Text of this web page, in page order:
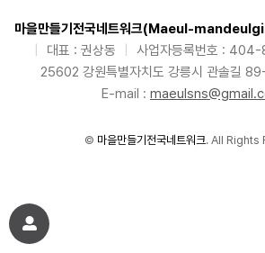
마을만들기전국네트워크(Maeul-
대표 : 권상동 사업자등록번호 :
25602 강원특별자치도 강릉시 관솔길
E-mail :
© 마을만들기전국네트워크. All